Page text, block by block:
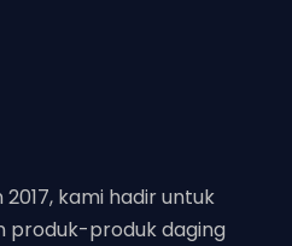
kami hadir untuk
produk-produk daging